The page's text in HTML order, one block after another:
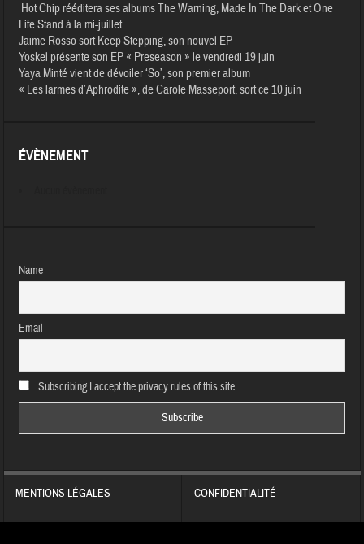
Hot Chip rééditera ses albums The Warning, Made In The Dark et One
Life Stand à la mi-juillet
Jaime Rosso sort Keep Stepping, son nouvel EP
Yoskel présente son EP « Preseason » le vendredi 19 juin
Yaya Minté vient de dévoiler ‘So’, son premier album
« Les larmes d’Aphrodite », de Carole Masseport, sort ce 10 juin
ÉVÈNEMENT
Name
Email
Subscribing I accept the privacy rules of this site
MENTIONS LÉGALES CONFIDENTIALITÉ